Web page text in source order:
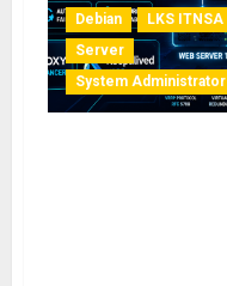
Debian
LKS ITNSA
Server
System Administrator